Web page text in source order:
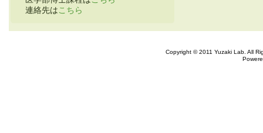
連絡先は こちら
Copyright © 2011 Yuzaki Lab. All